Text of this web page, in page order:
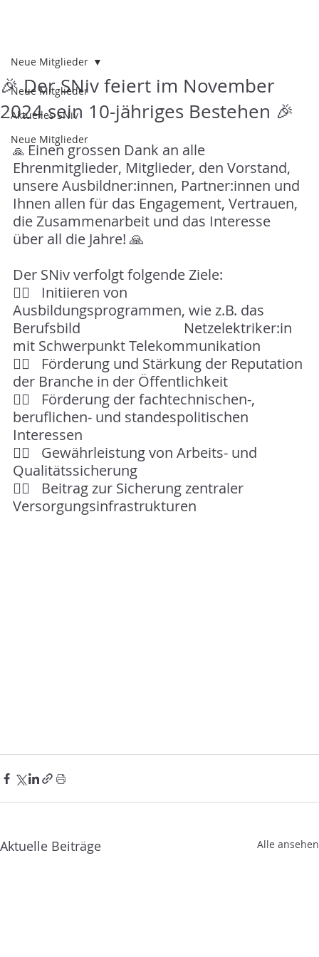
Neue Mitglieder
Aktuelles SNiv
Neue Mitglieder
Neue Mitglieder
🎉 Der SNiv feiert im November
2024 sein 10-jähriges Bestehen 🎉
🙏 Einen grossen Dank an alle
Ehrenmitglieder, Mitglieder, den Vorstand,
unsere Ausbildner:innen, Partner:innen und
Ihnen allen für das Engagement, Vertrauen,
die Zusammenarbeit und das Interesse
über all die Jahre! 🙏
Der SNiv verfolgt folgende Ziele:
👉🏻 	Initiieren von
Ausbildungsprogrammen, wie z.B. das
Berufsbild 				Netzelektriker:in
mit Schwerpunkt Telekommunikation
👉🏻	Förderung und Stärkung der Reputation
der Branche in der Öffentlichkeit
👉🏻 	Förderung der fachtechnischen-,
beruflichen- und standespolitischen
Interessen
👉🏻 	Gewährleistung von Arbeits- und
Qualitätssicherung
👉🏻 	Beitrag zur Sicherung zentraler
Versorgungsinfrastrukturen
Aktuelle Beiträge Alle ansehen